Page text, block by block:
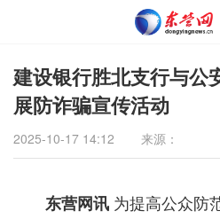
建设银行胜北支行与公
展防诈骗宣传活动
2025-10-17 14:12 来源：
东营网讯 为提高公众防